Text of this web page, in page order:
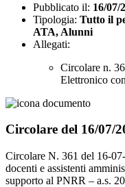
Pubblicato il: 16/07/
Tipologia: Tutto il
ATA, Alunni
Allegati:
Circolare n.
Elettronico
Circolare del 16/07/
Circolare N. 361 del 16-
docenti e assistenti
supporto al PNRR – a.s.